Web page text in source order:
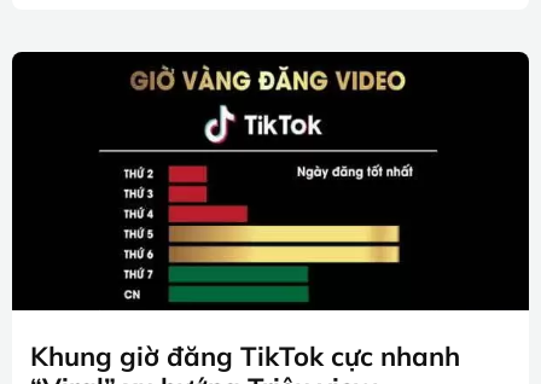
Khung giờ đăng TikTok cực nhanh